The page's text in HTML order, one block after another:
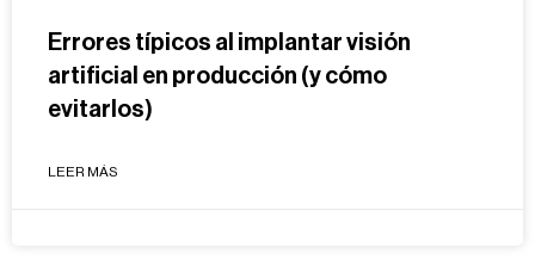
Errores típicos al implantar visión
artificial en producción (y cómo
evitarlos)
LEER MÁS